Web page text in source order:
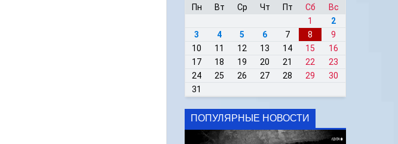
Пн Вт Ср Чт Пт Сб
Вс
1
2
3
4 5 6 7 8
9
10
11 12 13 14 15
16
17
18 19 20 21 22
23
24
25 26 27 28 29
30
31
ПОПУЛЯРНЫЕ НОВОСТИ